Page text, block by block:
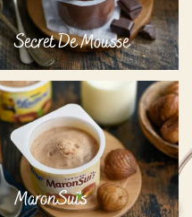
Secret De Mousse
MaronSui's